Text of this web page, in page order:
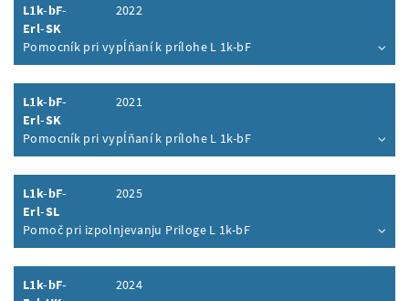
L1k-bF-
Erl-SK
2022
Pomocník pri vypĺňaní k prílohe L 1k-bF
Inhalt aufklappen
L1k-bF-
Erl-SK
2021
Pomocník pri vypĺňaní k prílohe L 1k-bF
Inhalt aufklappen
L1k-bF-
Erl-SL
2025
Pomoč pri izpolnjevanju Priloge L 1k-bF
Inhalt aufklappen
L1k-bF-
2024